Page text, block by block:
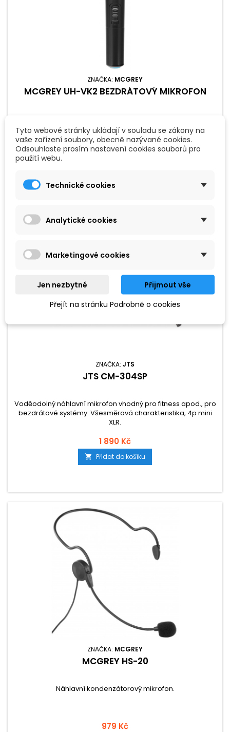
ZNAČKA: MCGREY
MCGREY UH-VK2 BEZDRÁTOVÝ MIKROFON
charakteristikou - frekvence: 864 825 MHz, optimalizováno
mluvené slovo i zpěv, dosah asi 50 metrů, provozní doba asi
8 hodin, délka mikrofonu 25 cm. Mikrofon sedí se pohodlně
do ruky, uživatelsky příjemná manipulace, UHF, vypínač a
ZNAČKA: JTS
JTS CM-304SP
Voděodolný náhlavní mikrofon vhodný pro fitness apod., pro
bezdrátové systémy. Všesměrová charakteristika, 4p mini
XLR.
1 890 Kč
 Přidat do košíku
ZNAČKA: MCGREY
MCGREY HS-20
Náhlavní kondenzátorový mikrofon.
979 Kč
Tyto webové stránky ukládají v souladu se zákony na
vaše zařízení soubory, obecně nazývané cookies.
Odsouhlaste prosím nastavení cookies souborů pro
použití webu.
Technické cookies
Analytické cookies
Marketingové cookies
Jen nezbytné
Přijmout vše
Přejít na stránku Podrobně o cookies